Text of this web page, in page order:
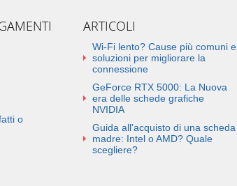
o
ARTICOLI
Wi-Fi lento? Cause più comuni e
soluzioni per migliorare la
connessione
GeForce RTX 5000: La Nuova
era delle schede grafiche
NVIDIA
Guida all'acquisto di una scheda
madre: Intel o AMD? Quale
scegliere?